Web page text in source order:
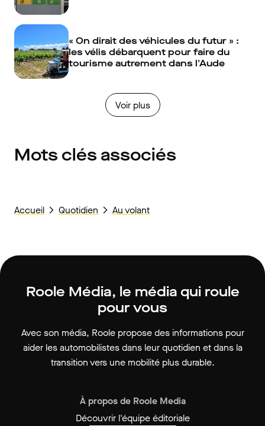
« On dirait des véhicules du futur » :
les vélis débarquent pour faire du
tourisme autrement dans l'Aude
Voir plus
Mots clés associés
Accueil Quotidien Au volant
Roole Média, le média qui roule
pour vous
Avec son média, Roole propose des informations pour
aider les automobilistes dans leur quotidien et dans la
transition vers une mobilité plus durable.
À propos de Roole Media
Découvrir l'équipe éditoriale